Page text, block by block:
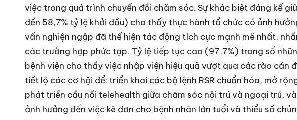
việc trong quá trình chuyển đổi chăm sóc. Sự khác biệt đáng kể
đến 58,7% tỷ lệ khởi đầu) cho thấy thực hành tổ chức có ảnh
vấn nghiện ngập đã thể hiện tác động tích cực mạnh mẽ nhất,
các trường hợp phức tạp. Tỷ lệ tiếp tục cao (97,7%) trong số
bệnh viện cho thấy việc nhập viện hiệu quả vượt qua các rào cản
tiết lộ các cơ hội để: triển khai các bộ lệnh RSR chuẩn hóa, mở
phát triển cầu nối telehealth giữa chăm sóc nội trú và ngoại trú,
ảnh hưởng đến việc kê đơn cho bệnh nhân lớn tuổi và thiểu số